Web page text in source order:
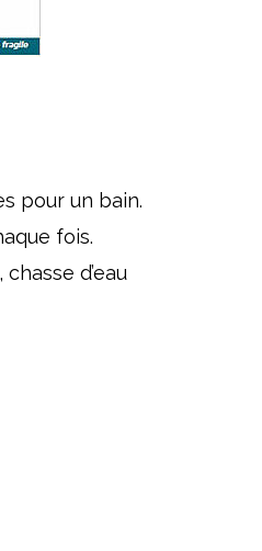
pour un bain.
fois.
d’eau